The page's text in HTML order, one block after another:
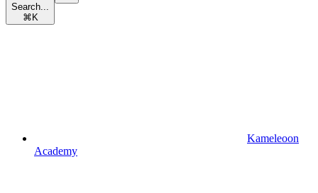
Search...
⌘ K
Kameleoon
Academy